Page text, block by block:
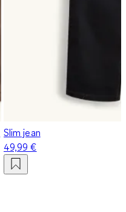
Slim jean
49,99 €